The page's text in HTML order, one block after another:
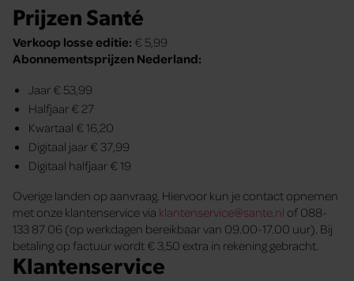
Prijzen Santé
Verkoop losse editie: € 5,99
Abonnementsprijzen Nederland:
Jaar € 53,99
Halfjaar € 27
Kwartaal € 16,20
Digitaal jaar € 37,99
Digitaal halfjaar € 19
Overige landen op aanvraag. Hiervoor kun je contact opnemen
met onze klantenservice via klantenservice@sante.nl of 088-
133 87 06 (op werkdagen bereikbaar van 09.00-17.00 uur). Bij
betaling op factuur wordt € 3,50 extra in rekening gebracht.
Klantenservice